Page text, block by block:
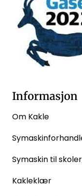
Informasjon
Om Kakle
Symaskin til
Kakleklær